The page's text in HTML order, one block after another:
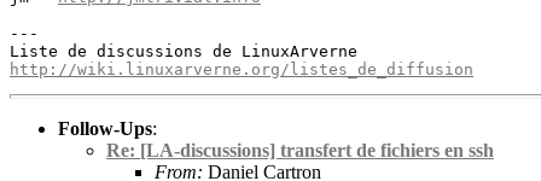
---
http://wiki.linuxarverne.org/listes_de_diffusion
Follow-Ups:
Re: [LA-discussions] transfert de fichiers en ssh
From: Daniel Cartron